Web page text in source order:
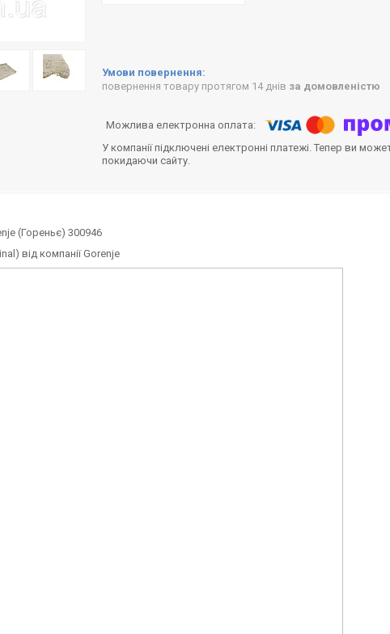
повернення товару протягом 14 днів за домовленістю
У компанії підключені електронні платежі. Тепер ви
покидаючи сайту.
(Гореньє) 300946
від компанії Gorenje